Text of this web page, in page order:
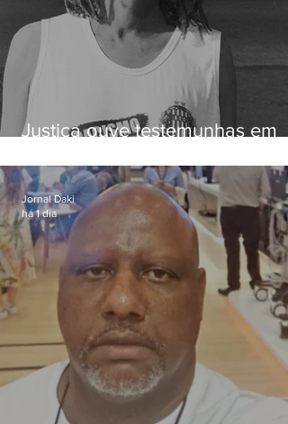
Justiça ouve testemunhas em
dívida de R$ 25
Jornal Daki
há 1 dia